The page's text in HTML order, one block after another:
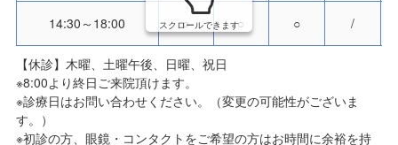
14:30～18:00 ○ ○ ○ /
スクロールできます
【休診】木曜、土曜午後、日曜、祝日
※8:00より終日ご来院頂けます。
※診療日はお問い合わせください。（変更の可能性がございま
す。）
※初診の方、眼鏡・コンタクトをご希望の方はお時間に余裕を持